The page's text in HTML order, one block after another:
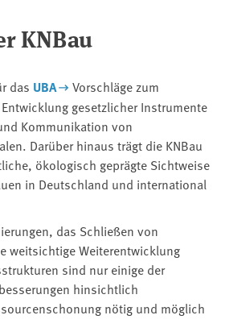
KNBau
das UBA
Vorschläge zum
gesetzlicher Instrumente
Kommunikation von
Darüber hinaus trägt die KNBau
ökologisch geprägte Sichtweise
in Deutschland und international
das Schließen von
weitsichtige Weiterentwicklung
sind nur einige der
hinsichtlich
nötig und möglich